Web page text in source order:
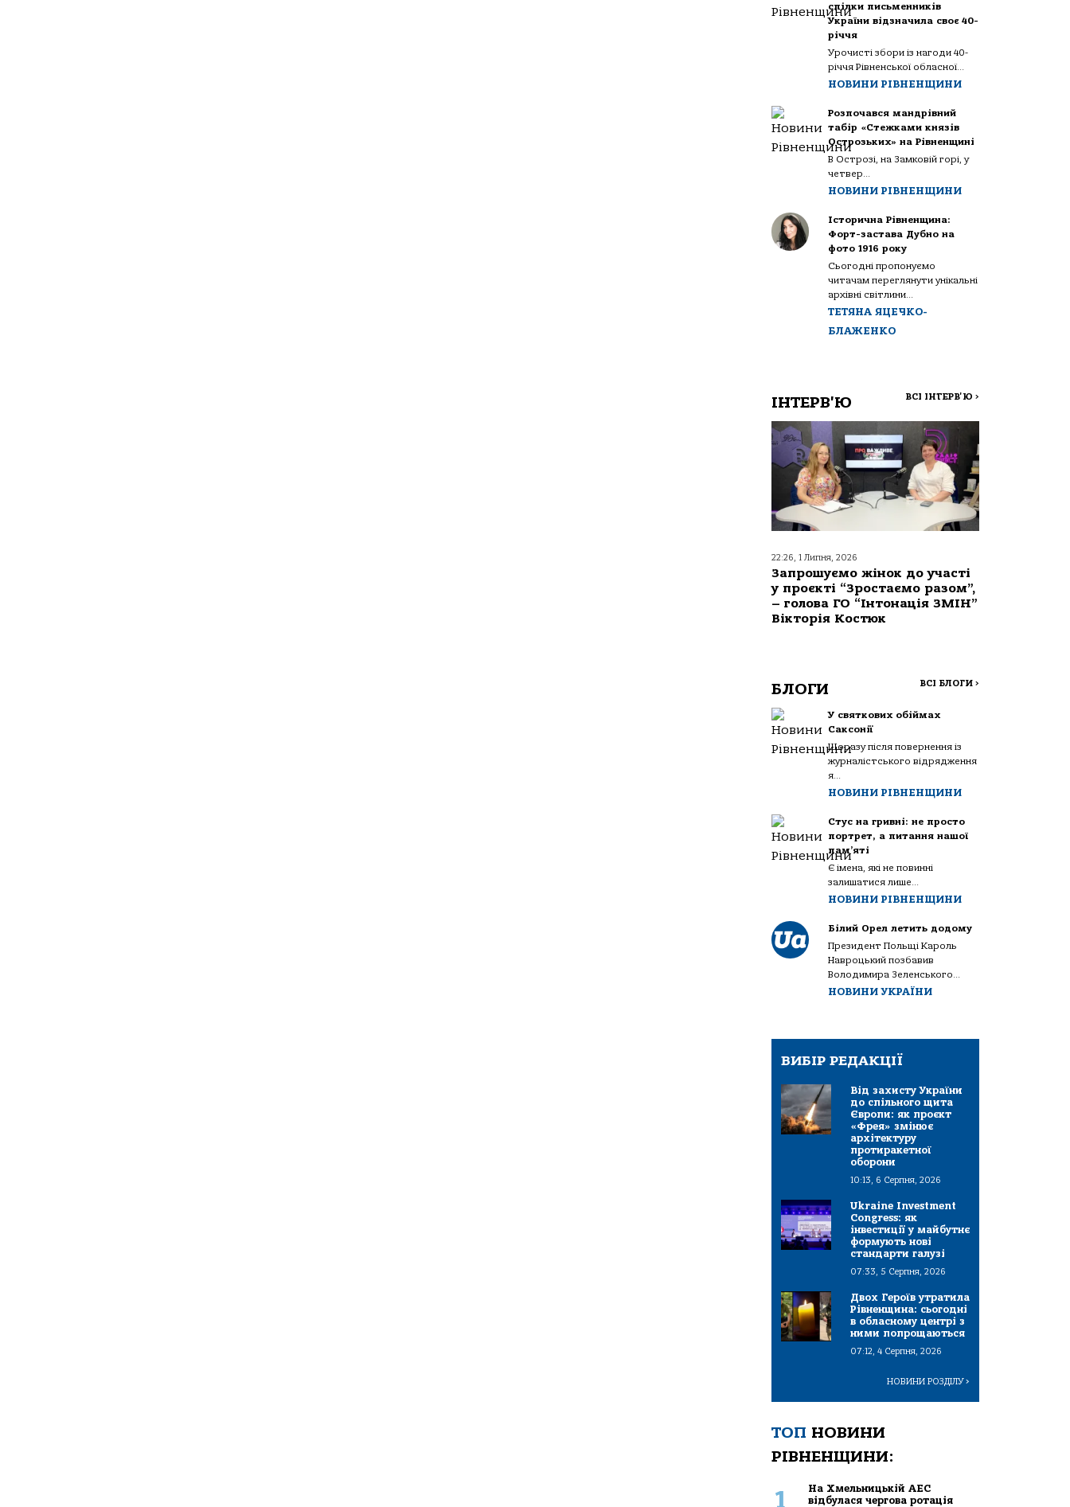
спілки письменників
України відзначила своє 40-
річчя
Урочисті збори із нагоди 40-
річчя Рівненської обласної...
НОВИНИ РІВНЕНЩИНИ
Розпочався мандрівний
табір «Стежками князів
Острозьких» на Рівненщині
В Острозі, на Замковій горі, у
четвер...
НОВИНИ РІВНЕНЩИНИ
Історична Рівненщина:
Форт-застава Дубно на
фото 1916 року
Сьогодні пропонуємо
читачам переглянути унікальні
архівні світлини...
ТЕТЯНА ЯЦЕЧКО-
БЛАЖЕНКО
ІНТЕРВ'Ю ВСІ ІНТЕРВ'Ю >
22:26, 1 Липня, 2026
Запрошуємо жінок до участі
у проєкті “Зростаємо разом”,
– голова ГО “Інтонація ЗМІН”
Вікторія Костюк
БЛОГИ ВСІ БЛОГИ >
У святкових обіймах
Саксонії
Щоразу після повернення із
журналістського відрядження
я...
НОВИНИ РІВНЕНЩИНИ
Стус на гривні: не просто
портрет, а питання нашої
пам’яті
Є імена, які не повинні
залишатися лише...
НОВИНИ РІВНЕНЩИНИ
Білий Орел летить додому
Президент Польщі Кароль
Навроцький позбавив
Володимира Зеленського...
НОВИНИ УКРАЇНИ
ВИБІР РЕДАКЦІЇ
Від захисту України
до спільного щита
Європи: як проєкт
«Фрея» змінює
архітектуру
протиракетної
оборони
10:13, 6 Серпня, 2026
Ukraine Investment
Congress: як
інвестиції у майбутнє
формують нові
стандарти галузі
07:33, 5 Серпня, 2026
Двох Героїв утратила
Рівненщина: сьогодні
в обласному центрі з
ними попрощаються
07:12, 4 Серпня, 2026
НОВИНИ РОЗДІЛУ>
ТОП НОВИНИ
РІВНЕНЩИНИ:
1
На Хмельницькій АЕС
відбулася чергова ротація